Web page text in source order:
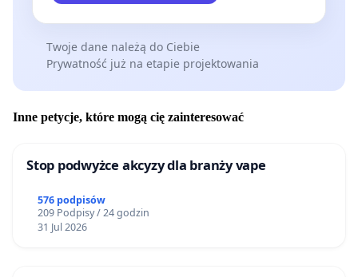
Twoje dane należą do Ciebie
Prywatność już na etapie projektowania
Inne petycje, które mogą cię zainteresować
Stop podwyżce akcyzy dla branży vape
576 podpisów
209 Podpisy / 24 godzin
31 Jul 2026